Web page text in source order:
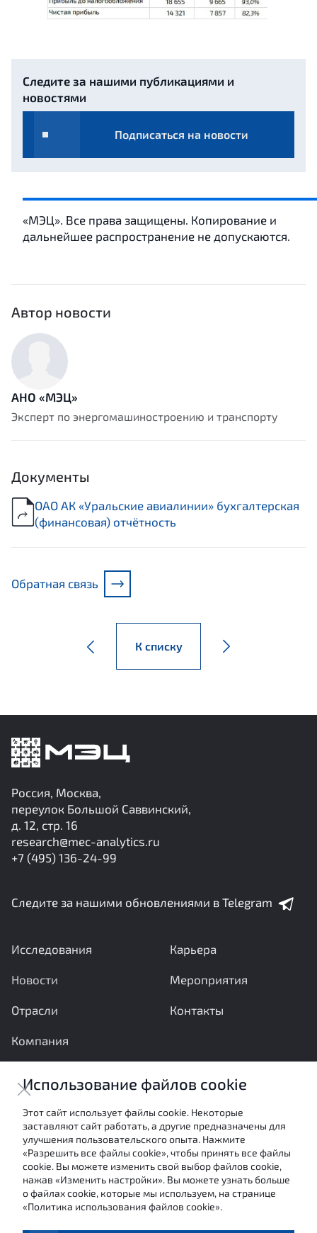
Следите за нашими публикациями и
новостями
Подписаться на новости
«МЭЦ». Все права защищены. Копирование и
дальнейшее распространение не допускаются.
Автор новости
АНО «МЭЦ»
Эксперт по энергомашиностроению и транспорту
Документы
ОАО АК «Уральские авиалинии» бухгалтерская
(финансовая) отчётность
Обратная связь
К списку
Россия, Москва,
переулок Большой Саввинский,
д. 12, стр. 16
research@mec-analytics.ru
+7 (495) 136-24-99
Следите за нашими обновлениями в Telegram
Исследования
Новости
Отрасли
Компания
Карьера
Мероприятия
Контакты
Отправить сообщение
Настоящие материалы являются собственностью
АНО «Межотраслевой экспертный центр» и не могут
быть использованы в каких-либо целях (в том числе
посредством цитирования или ссылки в средствах
массовой информации) без письменного согласия
авторов.
Использование файлов cookie
Этот сайт использует файлы cookie. Некоторые
заставляют сайт работать, а другие предназначены для
улучшения пользовательского опыта. Нажмите
«Разрешить все файлы cookie», чтобы принять все файлы
cookie. Вы можете изменить свой выбор файлов cookie,
нажав «Изменить настройки». Вы можете узнать больше
о файлах cookie, которые мы используем, на странице
«Политика использования файлов cookie».